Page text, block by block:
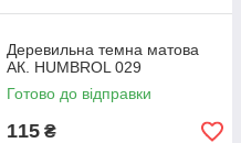
Деревильна темна матова
АК. HUMBROL 029
Готово до відправки
115 ₴